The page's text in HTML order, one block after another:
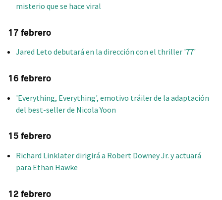
misterio que se hace viral
17 febrero
Jared Leto debutará en la dirección con el thriller '77'
16 febrero
'Everything, Everything', emotivo tráiler de la adaptación
del best-seller de Nicola Yoon
15 febrero
Richard Linklater dirigirá a Robert Downey Jr. y actuará
para Ethan Hawke
12 febrero